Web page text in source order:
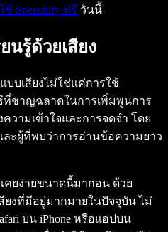
ช้ Speechify ฟรี วันนี้
นรู้ด้วยเสียง
บเสียงไม่ใช่แค่การใช้
ที่ชาญฉลาดในการเพิ่มพูนการ
วามเข้าใจและการจดจำ โดย
ละผู้ที่พบว่าการอ่านข้อความยาว
คยง่ายขนาดนี้มาก่อน ด้วย
ยงที่มีอยู่มากมายในปัจจุบัน ไม่
บน iPhone หรือแอปบน